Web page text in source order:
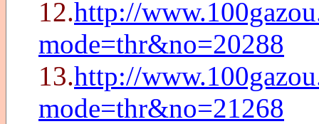
12.http://
mode=thr&no=20288
13.http://
mode=thr&no=21268